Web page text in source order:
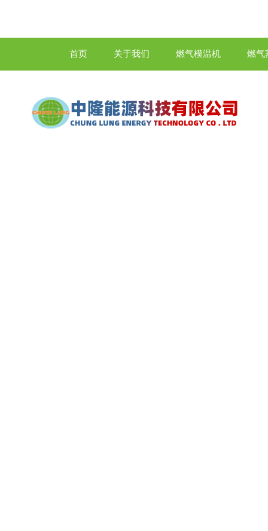
首页 关于我们 燃气模温机 燃气